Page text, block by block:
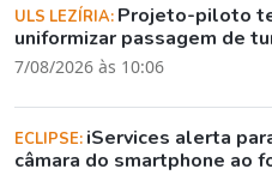
ULS LEZÍRIA: Projeto-piloto
uniformizar passagem de
7/08/2026 às 10:06
ECLIPSE: iServices alerta
câmara do smartphone ao